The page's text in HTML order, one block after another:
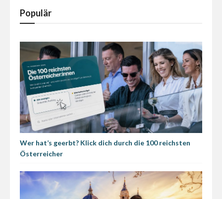
Populär
Wer hat’s geerbt? Klick dich durch die 100 reichsten
Österreicher